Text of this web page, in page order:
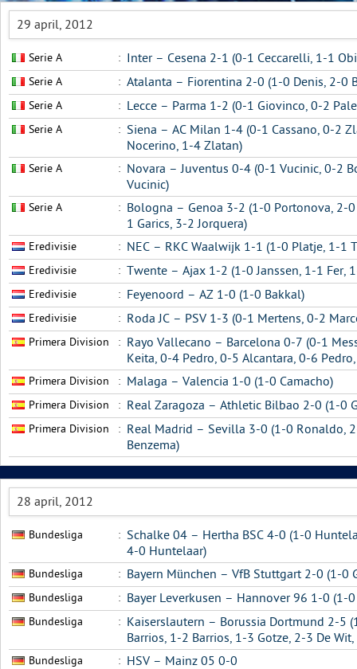
29 april, 2012
Serie A : Inter – Cesena 2-1 (0-1 Ceccarelli, 1-1
Serie A : Atalanta – Fiorentina 2-0 (1-0 Denis, 2-0
Serie A : Lecce – Parma 1-2 (0-1 Giovinco, 0-2
Serie A : Siena – AC Milan 1-4 (0-1 Cassano, 0-2
Nocerino, 1-4 Zlatan)
Serie A : Novara – Juventus 0-4 (0-1 Vucinic, 0-2
Vucinic)
Serie A : Bologna – Genoa 3-2 (1-0 Portonova, 2-
1 Garics, 3-2 Jorquera)
Eredivisie : NEC – RKC Waalwijk 1-1 (1-0 Platje, 1-1
Eredivisie : Twente – Ajax 1-2 (1-0 Janssen, 1-1 Fer,
Eredivisie : Feyenoord – AZ 1-0 (1-0 Bakkal)
Eredivisie : Roda JC – PSV 1-3 (0-1 Mertens, 0-2
Primera Division : Rayo Vallecano – Barcelona 0-7 (0-1
Keita, 0-4 Pedro, 0-5 Alcantara, 0-6
Primera Division : Malaga – Valencia 1-0 (1-0 Camacho)
Primera Division : Real Zaragoza – Athletic Bilbao 2-0 (1-0
Primera Division : Real Madrid – Sevilla 3-0 (1-0 Ronaldo,
Benzema)
28 april, 2012
Bundesliga : Schalke 04 – Hertha BSC 4-0 (1-0
4-0 Huntelaar)
Bundesliga : Bayern München – VfB Stuttgart 2-0 (1-0
Bundesliga : Bayer Leverkusen – Hannover 96 1-0 (1-
Bundesliga : Kaiserslautern – Borussia Dortmund 2-5
Barrios, 1-2 Barrios, 1-3 Gotze, 2-3 De
Bundesliga : HSV – Mainz 05 0-0